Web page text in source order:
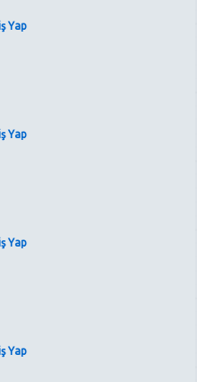
Yap
Yap
Yap
Yap